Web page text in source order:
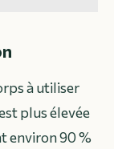
à utiliser
plus élevée
environ 90 %